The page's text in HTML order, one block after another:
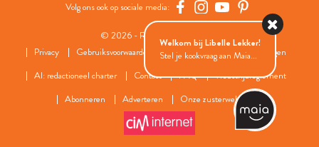
Volg ons ook op sociale media:
© 2026 - Roularta Media Group
Privacy
Gebruiksvoorwaarden Cookies
Cookies instellingen
AI: redactioneel charter
Contact FAQ
Wedstrijdreglement
Abonneren
Adverteren Onze zusterwebsites
Welkom bij Libelle Lekker!
Stel je kookvraag aan Maia...